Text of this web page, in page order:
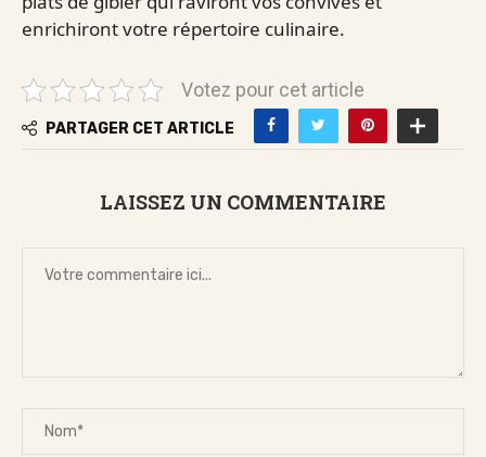
enrichiront votre répertoire culinaire.
Votez pour cet article
PARTAGER CET ARTICLE
LAISSEZ UN COMMENTAIRE